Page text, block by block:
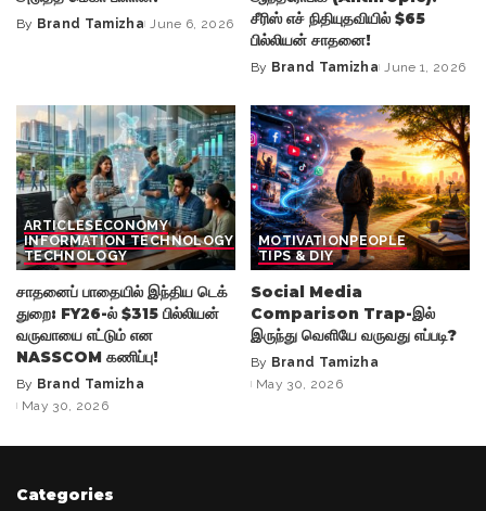
Posted
By Brand Tamizha June 6, 2026
சீரிஸ் எச் நிதியுதவியில் $65
பில்லியன் சாதனை!
Posted
By Brand Tamizha June 1, 2026
ARTICLESECONOMY
INFORMATION TECHNOLOGY
TECHNOLOGY
சாதனைப் பாதையில் இந்திய டெக்
துறை: FY26-ல் $315 பில்லியன்
வருவாயை எட்டும் என
NASSCOM கணிப்பு!
Posted
by
By Brand Tamizha
May 30, 2026
MOTIVATIONPEOPLE
TIPS & DIY
Social Media
Comparison Trap-இல்
இருந்து வெளியே வருவது எப்படி?
Posted
by
By Brand Tamizha
May 30, 2026
Categories